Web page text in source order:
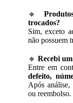
🔹
trocados?
Sim, exceto
não possuem
🔹 Recebi
Entre em
defeito,
Após análise,
ou reembolso.